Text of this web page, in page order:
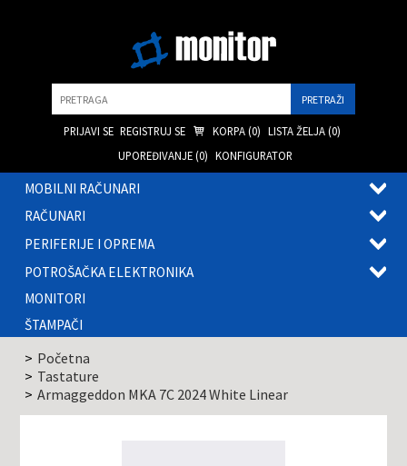
PRIJAVI SE REGISTRUJ SE KORPA (0) LISTA ŽELJA (0)
UPOREĐIVANJE (0) KONFIGURATOR
MOBILNI RAČUNARI
RAČUNARI
PERIFERIJE I OPREMA
POTROŠAČKA ELEKTRONIKA
MONITORI
ŠTAMPAČI
Početna
Tastature
Armaggeddon MKA 7C 2024 White Linear